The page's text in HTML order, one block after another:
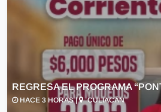
REGRESA EL PROGRAMA
HACE 3 HORAS | CULIACÁN